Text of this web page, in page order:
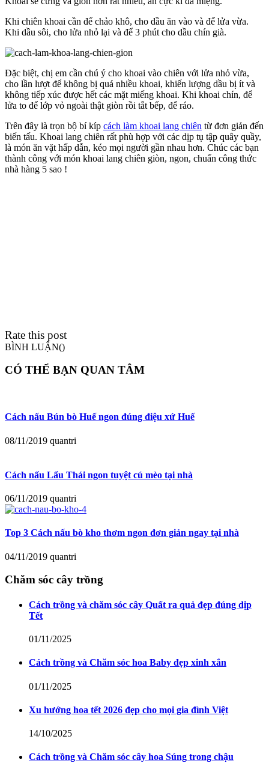
Khi chiên khoai cần để chảo khô, cho dầu ăn vào và để lửa vừa.
Khi dầu sôi, cho lửa nhỏ lại và để 3 phút cho dầu chín già.
Đặc biệt, chị em cần chú ý cho khoai vào chiên với lửa nhỏ vừa,
cho lần lượt để không bị quá nhiều khoai, khiến lượng dầu bị ít và
không tiếp xúc được hết các mặt miếng khoai. Khi khoai chín, để
lửa to để lớp vỏ ngoài thật giòn rồi tắt bếp, để ráo.
Trên đây là trọn bộ bí kíp cách làm khoai lang chiên từ đơn giản đến
biến tấu. Khoai lang chiên rất phù hợp với các dịp tụ tập quây quầy,
là món ăn vặt hấp dẫn, kéo mọi người gần nhau hơn. Chúc các bạn
thành công với món khoai lang chiên giòn, ngon, chuẩn công thức
nhà hàng 5 sao !
Rate this post
BÌNH LUẬN()
CÓ THỂ BẠN QUAN TÂM
Cách nấu Bún bò Huế ngon đúng điệu xứ Huế
08/11/2019 quantri
Cách nấu Lẩu Thái ngon tuyệt cú mèo tại nhà
06/11/2019 quantri
Top 3 Cách nấu bò kho thơm ngon đơn giản ngay tại nhà
04/11/2019 quantri
Chăm sóc cây trồng
Cách trồng và chăm sóc cây Quất ra quả đẹp đúng dịp
Tết
01/11/2025
Cách trồng và Chăm sóc hoa Baby đẹp xinh xắn
01/11/2025
Xu hướng hoa tết 2026 đẹp cho mọi gia đình Việt
14/10/2025
Cách trồng và Chăm sóc cây hoa Súng trong chậu